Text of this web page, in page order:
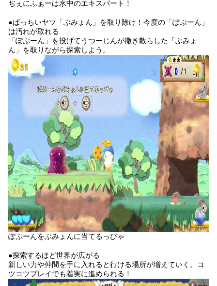
ぢぇにふぁーは水中のエキスパート！
●ばっちいヤツ「ぶみょん」を取り除け！今度の「ぽぷーん」
は汚れが取れる
「ぽぷーん」を投げてうつーじんが撒き散らした「ぶみょ
ん」を取りながら探索しよう。
ぽぷーんをぶみょんに当てるっぴゃ
●探索するほど世界が広がる
新しい力や仲間を手に入れると行ける場所が増えていく。コ
ツコツプレイでも着実に進められる！